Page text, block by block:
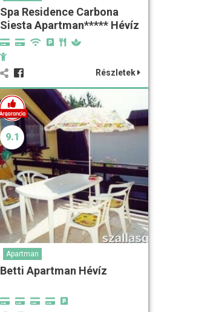
Spa Residence Carbona
Siesta Apartman***** Hévíz
Részletek
9.1
Apartman
Betti Apartman Hévíz